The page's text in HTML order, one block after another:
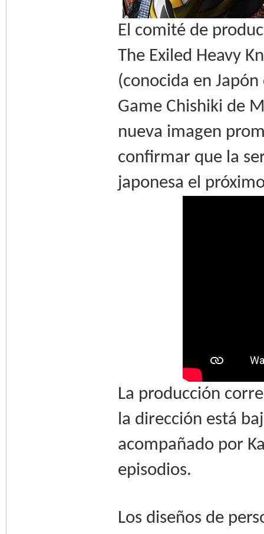
El comité de
The Exiled Heavy
(conocida en Japón
Game Chishiki de
nueva imagen
confirmar que la
japonesa el
La producción
la dirección está
acompañado por
episodios.
Los diseños de